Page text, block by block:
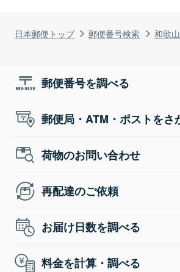
日本郵便トップ 郵便番号検索 和歌
郵便番号を調べる
郵便局・ATM・ポストをさ
荷物のお問い合わせ
再配達のご依頼
お届け日数を調べる
料金を計算・調べる